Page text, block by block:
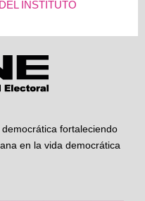
INSTITUTO
fortaleciendo
en la vida democrática